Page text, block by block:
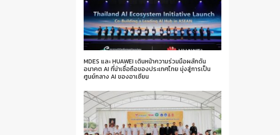
MDES และ HUAWEI เดินหน้าความร่วมมือผลักดัน
อนาคต AI ที่น่าเชื่อถือของประเทศไทย มุ่งสู่การเป็น
ศูนย์กลาง AI ของอาเซียน